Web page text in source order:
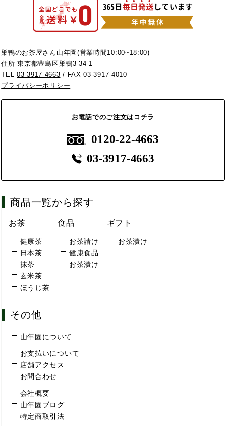
巣鴨のお茶屋さん山年園(営業時間10:00~18:00)
住所 東京都豊島区巣鴨3-34-1
TEL03-3917-4663 / FAX 03-3917-4010
プライバシーポリシー
お電話でのご注文はコチラ
0120-22-4663
03-3917-4663
商品一覧から探す
お茶
健康茶
日本茶
抹茶
玄米茶
ほうじ茶
食品
お茶請け
健康食品
お茶漬け
ギフト
お茶漬け
その他
山年園について
お支払いについて
店舗アクセス
お問合わせ
会社概要
山年園ブログ
特定商取引法